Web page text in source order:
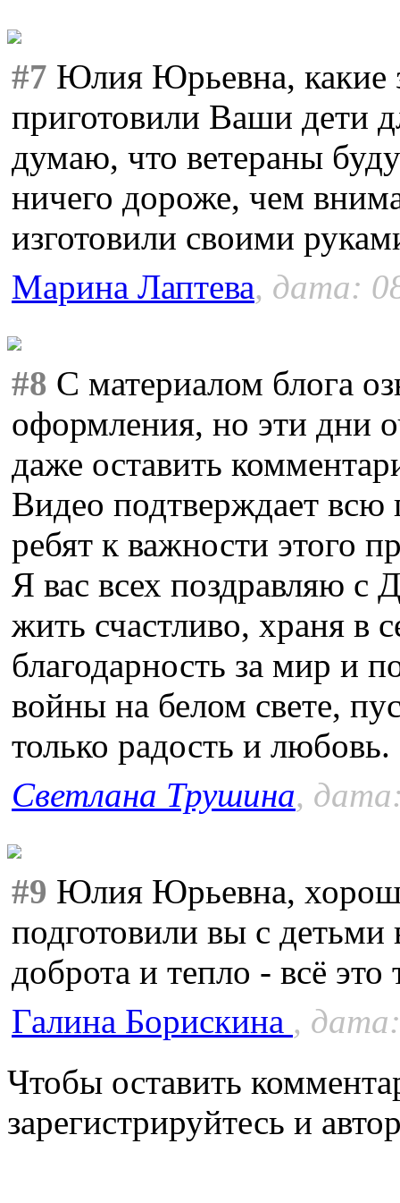
#7 Юлия Юрьевна, какие
приготовили Ваши дети
думаю, что ветераны
ничего дороже, чем
изготовили своими
Марина Лаптева, дата:
#8 С материалом блога
оформления, но эти дни
даже оставить
Видео подтверждает всю
ребят к важности этого
Я вас всех поздравляю с
жить счастливо, храня в
благодарность за мир и
войны на белом свете,
только радость и любовь.
Светлана Трушина,
#9 Юлия Юрьевна,
подготовили вы с
доброта и тепло - всё это
Галина Борискина ,
Чтобы оставить
зарегистрируйтесь и